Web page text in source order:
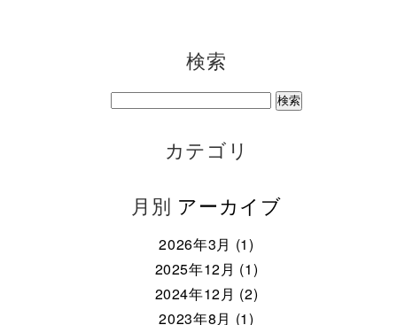
検索
カテゴリ
月別 アーカイブ
2026年3月 (1)
2025年12月 (1)
2024年12月 (2)
2023年8月 (1)